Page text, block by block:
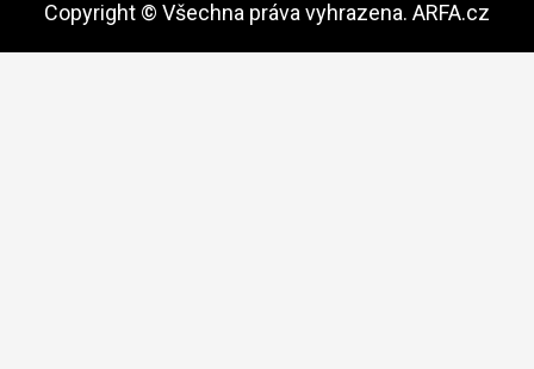
Copyright © Všechna práva vyhrazena. ARFA.cz